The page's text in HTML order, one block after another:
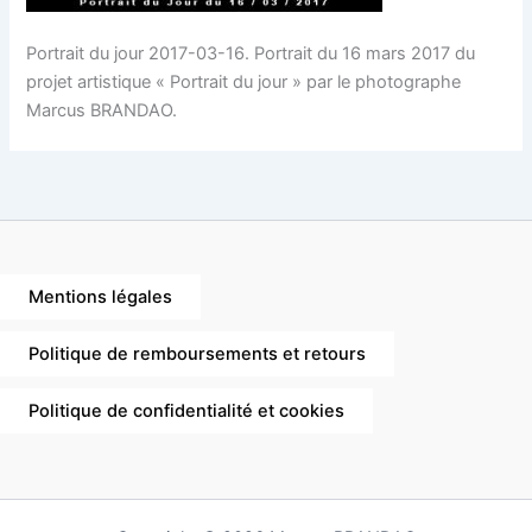
Portrait du jour 2017-03-16. Portrait du 16 mars 2017 du
projet artistique « Portrait du jour » par le photographe
Marcus BRANDAO.
Mentions légales
Politique de remboursements et retours
Politique de confidentialité et cookies